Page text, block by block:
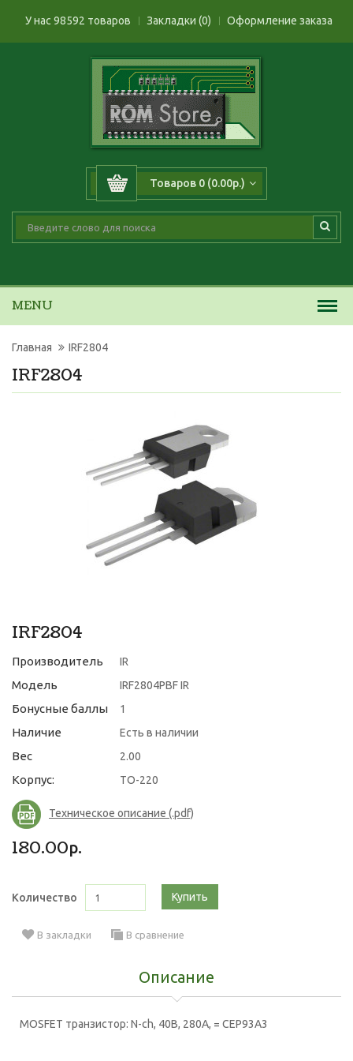
У нас 98592 товаров Закладки (0) Оформление заказа
Товаров 0 (0.00р.)
MENU
IRF2804
Главная IRF2804
IRF2804
Производитель IR
Модель IRF2804PBF IR
Бонусные баллы 1
Наличие Есть в наличии
Вес 2.00
Корпус: TO-220
Техническое описание (.pdf)
180.00р.
Количество Купить
В закладки В сравнение
Описание
MOSFET транзистор: N-ch, 40В, 280А, = CEP93A3